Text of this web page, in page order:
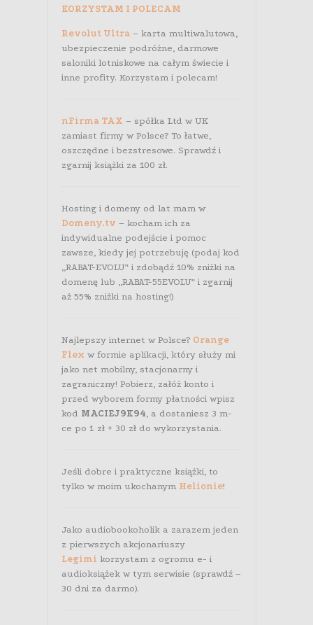
KORZYSTAM I POLECAM
Revolut Ultra– karta multiwalutowa,
ubezpieczenie podróżne, darmowe
saloniki lotniskowe na całym świecie i
inne profity. Korzystam i polecam!
nFirma TAX – spółka Ltd w UK
zamiast firmy w Polsce? To łatwe,
oszczędne i bezstresowe. Sprawdź i
zgarnij książki za 100 zł.
Hosting i domeny od lat mam w
Domeny.tv – kocham ich za
indywidualne podejście i pomoc
zawsze, kiedy jej potrzebuję (podaj kod
„RABAT-EVOLU” i zdobądź 10% zniżki na
domenę lub „RABAT-55EVOLU” i zgarnij
aż 55% zniżki na hosting!)
Najlepszy internet w Polsce? Orange
Flex w formie aplikacji, który służy mi
jako net mobilny, stacjonarny i
zagraniczny! Pobierz, załóż konto i
przed wyborem formy płatności wpisz
kod MACIEJ9K94 , a dostaniesz 3 m-
ce po 1 zł + 30 zł do wykorzystania.
Jeśli dobre i praktyczne książki, to
tylko w moim ukochanym Helionie!
Jako audiobookoholik a zarazem jeden
z pierwszych akcjonariuszy
Legimi korzystam z ogromu e- i
audioksiążek w tym serwisie (sprawdź –
30 dni za darmo).